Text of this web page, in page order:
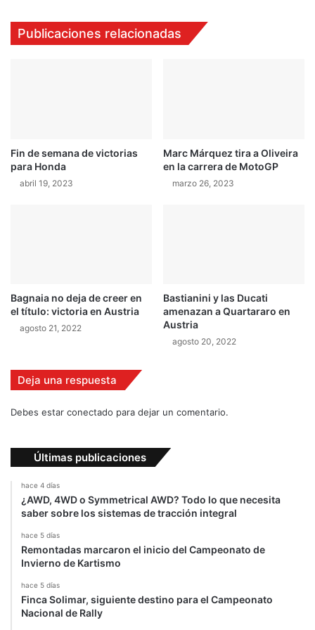
a
o
n
0
1
Publicaciones relacionadas
Fin de semana de victorias
para Honda
abril 19, 2023
Marc Márquez tira a Oliveira
en la carrera de MotoGP
marzo 26, 2023
Bagnaia no deja de creer en
el título: victoria en Austria
agosto 21, 2022
Bastianini y las Ducati
amenazan a Quartararo en
Austria
agosto 20, 2022
Deja una respuesta
Debes estar conectado para dejar un comentario.
Últimas publicaciones
hace 4 días
¿AWD, 4WD o Symmetrical AWD? Todo lo que necesita
saber sobre los sistemas de tracción integral
hace 5 días
Remontadas marcaron el inicio del Campeonato de
Invierno de Kartismo
hace 5 días
Finca Solimar, siguiente destino para el Campeonato
Nacional de Rally